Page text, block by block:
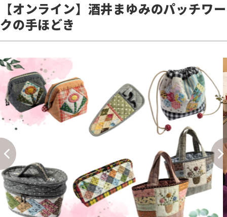
【オンライン】酒井まゆみのパッチワー
クの手ほどき